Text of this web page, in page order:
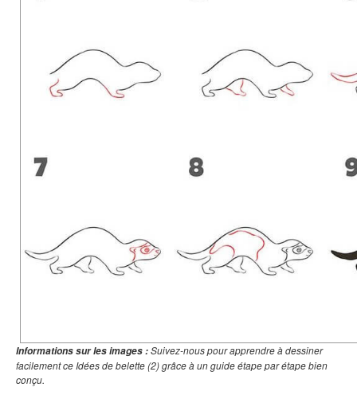
Informations sur les images :Suivez-nous pour apprendre à dessiner
facilement ce Idées de belette (2) grâce à un guide étape par étape bien
conçu.